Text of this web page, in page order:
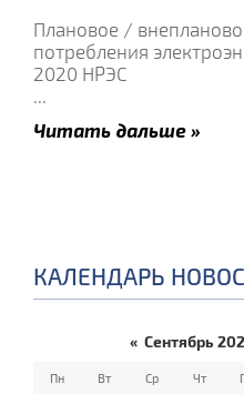
Плановое /
потребления
2020 НРЭС
...
Читать дальше »
КАЛЕНДАРЬ
« Сентябрь
Пн Вт Ср Чт